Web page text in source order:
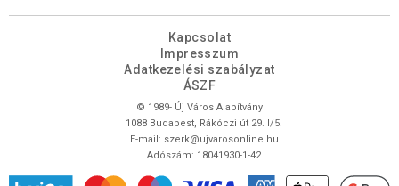
Kapcsolat
Impresszum
Adatkezelési szabályzat
ÁSZF
© 1989- Új Város Alapítvány
1088 Budapest, Rákóczi út 29. I/5.
E-mail: szerk@ujvarosonline.hu
Adószám: 18041930-1-42